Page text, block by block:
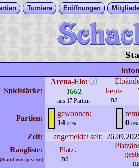
Turniere Eröffnungen
Spielstärke:
Arena-Elo: ⓘ
1662
aus 17 Partien
heute
na
Partien:
gewonnen:
14 82%
0 0%
Zeit: angemeldet seit:
Rangliste:
[Stand von gestern]
Platz:
na